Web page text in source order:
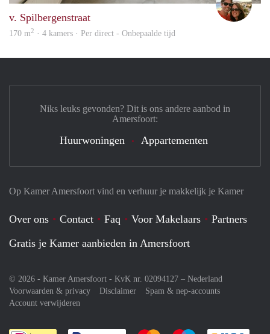
v. Spilbergenstraat
170 m2 · 4 kamers · Per direct - Onbepaalde tijd
Op Kamer Amersfoort vind en verhuur je makkelijk je Kamer
Over ons Contact Faq Voor Makelaars
Partners
Gratis je Kamer aanbieden in Amersfoort
© 2026 - Kamer Amersfoort - KvK nr. 02094127 – Nederland
Voorwaarden & privacy
Disclaimer
Spam & nep-accounts
Account verwijderen
Niks leuks gevonden? Dit is ons andere aanbod in
Amersfoort:
Huurwoningen Appartementen